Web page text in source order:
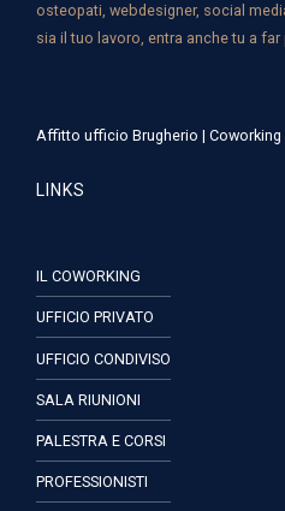
osteopati, webdesigner, social
sia il tuo lavoro, entra anche tu a far
Affitto ufficio Brugherio | Coworking
LINKS
IL COWORKING
UFFICIO PRIVATO
UFFICIO CONDIVISO
SALA RIUNIONI
PALESTRA E CORSI
PROFESSIONISTI